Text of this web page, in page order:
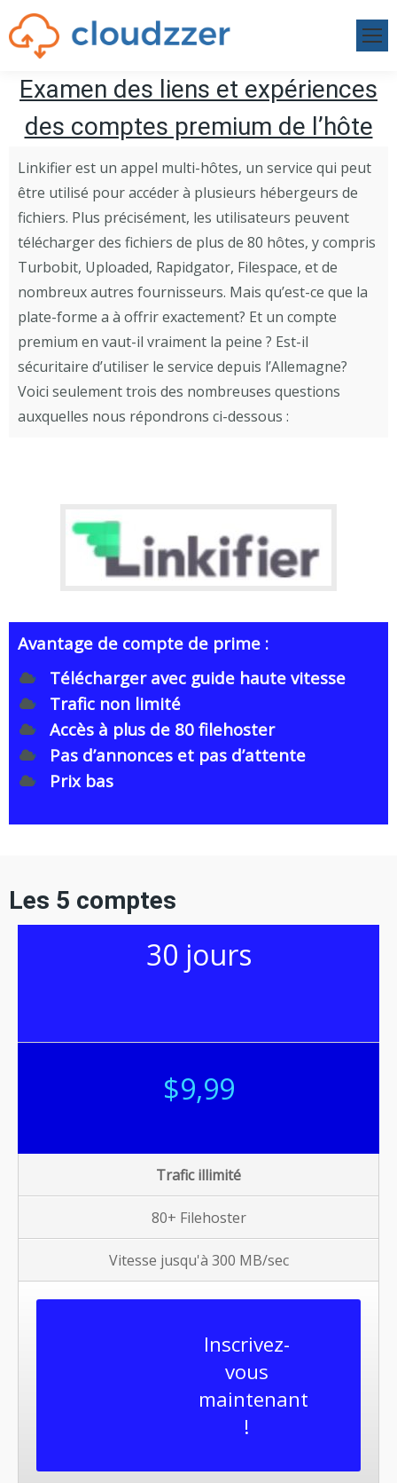
Examen des liens et expériences
des comptes premium de l’hôte
Linkifier est un appel multi-hôtes, un service qui peut
être utilisé pour accéder à plusieurs hébergeurs de
fichiers. Plus précisément, les utilisateurs peuvent
télécharger des fichiers de plus de 80 hôtes, y compris
Turbobit, Uploaded, Rapidgator, Filespace, et de
nombreux autres fournisseurs. Mais qu’est-ce que la
plate-forme a à offrir exactement? Et un compte
premium en vaut-il vraiment la peine ? Est-il
sécuritaire d’utiliser le service depuis l’Allemagne?
Voici seulement trois des nombreuses questions
auxquelles nous répondrons ci-dessous :
Avantage de compte de prime :
Télécharger avec guide haute vitesse
Trafic non limité
Accès à plus de 80 filehoster
Pas d’annonces et pas d’attente
Prix bas
Les 5 comptes
30 jours
$9,99
Trafic illimité
80+ Filehoster
Vitesse jusqu'à 300 MB/sec
Inscrivez-
vous
maintenant
!